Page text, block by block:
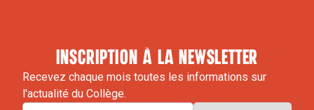
inscription à la newsletter
Recevez chaque mois toutes les informations sur
l'actualité du Collège.